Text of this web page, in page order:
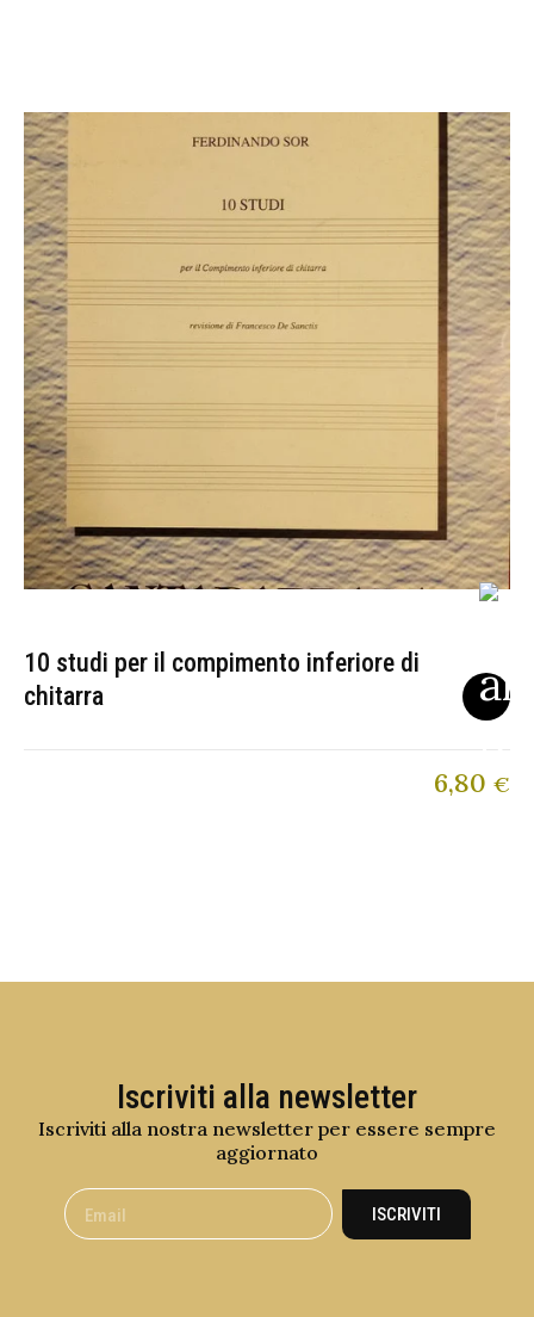
10 studi per il compimento inferiore di
chitarra
6,80 €
Iscriviti alla newsletter
Iscriviti alla nostra newsletter per essere sempre
aggiornato
ISCRIVITI